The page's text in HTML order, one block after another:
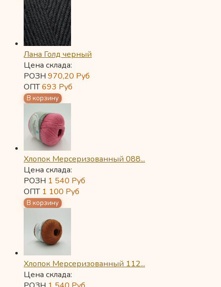
Лана Голд черный
Цена склада:
РОЗН 970,20 Руб
ОПТ693 Руб
Хлопок Мерсеризованный 088...
Цена склада:
РОЗН 1 540 Руб
ОПТ 1 100 Руб
Хлопок Мерсеризованный 112...
Цена склада: